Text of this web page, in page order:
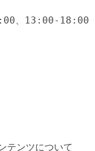
、13:00-18:00
テンツについて